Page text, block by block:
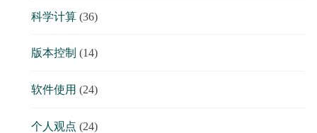
科学计算(36)
版本控制 (14)
软件使用 (24)
个人观点 (24)